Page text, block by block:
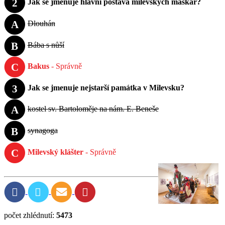
2 Jak se jmenuje hlavní postava milevských maškar?
A Dlouhán
B Bába s nůší
C Bakus- Správně
3 Jak se jmenuje nejstarší památka v Milevsku?
A kostel sv. Bartoloměje na nám. E. Beneše
B synagoga
C Milevský klášter- Správně
počet zhlédnutí: 5473